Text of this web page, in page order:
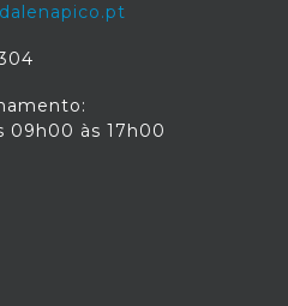
09h00 às 17h00